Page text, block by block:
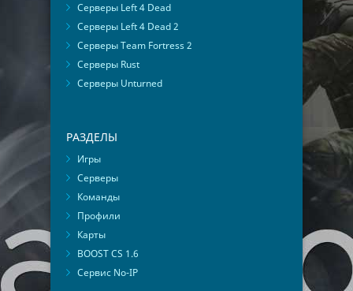
Серверы Left 4 Dead
Серверы Left 4 Dead 2
Серверы Team Fortress 2
Серверы Rust
Серверы Unturned
РАЗДЕЛЫ
Игры
Серверы
Команды
Профили
Карты
BOOST CS 1.6
Сервис No-IP